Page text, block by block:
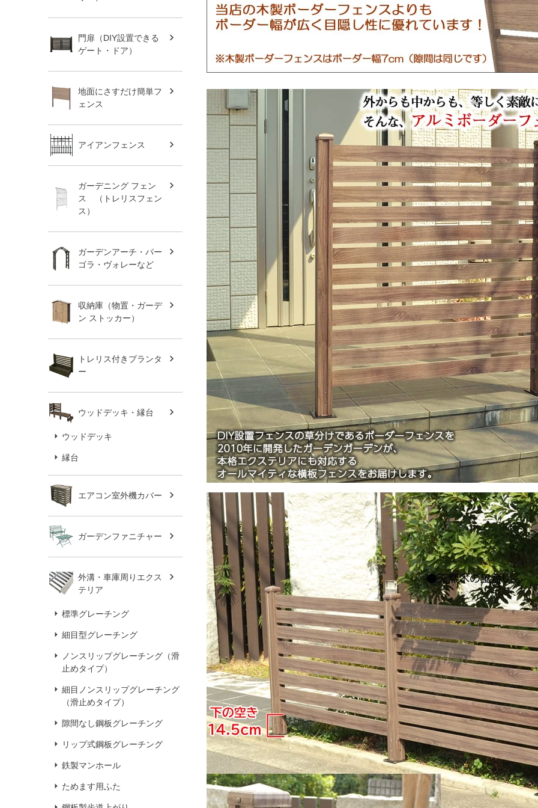
門扉（DIY設置できる
ゲート・ドア）
地面にさすだけ簡単フ
ェンス
アイアンフェンス
ガーデニング フェン
ス （トレリスフェン
ス）
ガーデンアーチ・パー
ゴラ・ヴォレーなど
収納庫（物置・ガーデ
ン ストッカー）
トレリス付きプランタ
ー
ウッドデッキ・縁台
ウッドデッキ
縁台
エアコン室外機カバー
ガーデンファニチャー
外溝・車庫周りエクス
テリア
標準グレーチング
細目型グレーチング
ノンスリップグレーチング（滑
止めタイプ）
細目ノンスリップグレーチング
（滑止めタイプ）
隙間なし鋼板グレーチング
リップ式鋼板グレーチング
鉄製マンホール
ためます用ふた